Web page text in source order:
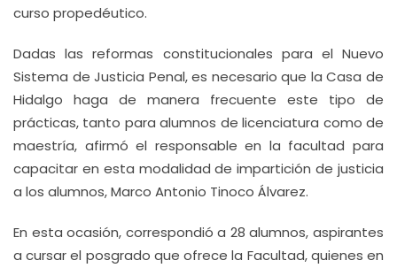
curso propedéutico.
Dadas las reformas constitucionales para el Nuevo
Sistema de Justicia Penal, es necesario que la Casa de
Hidalgo haga de manera frecuente este tipo de
prácticas, tanto para alumnos de licenciatura como de
maestría, afirmó el responsable en la facultad para
capacitar en esta modalidad de impartición de justicia
a los alumnos, Marco Antonio Tinoco Álvarez.
En esta ocasión, correspondió a 28 alumnos, aspirantes
a cursar el posgrado que ofrece la Facultad, quienes en